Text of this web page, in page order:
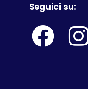
Seguici su: